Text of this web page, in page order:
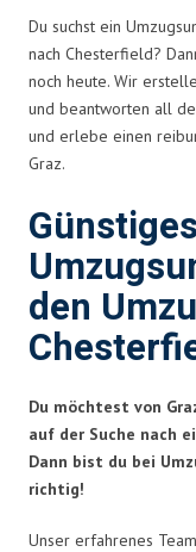
Du suchst ein
nach Chesterfield?
noch heute. Wir
und beantworten all
und erlebe einen
Graz.
Günstiges
den
Du möchtest von
auf der Suche nach
Dann bist du bei
richtig!
Unser erfahrenes